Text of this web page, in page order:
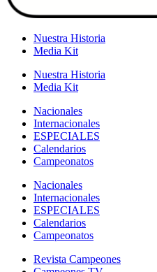
Nuestra Historia
Media Kit
Nuestra Historia
Media Kit
Nacionales
Internacionales
ESPECIALES
Calendarios
Campeonatos
Nacionales
Internacionales
ESPECIALES
Calendarios
Campeonatos
Revista Campeones